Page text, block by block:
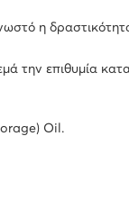
η
την επιθυμία
Oil.